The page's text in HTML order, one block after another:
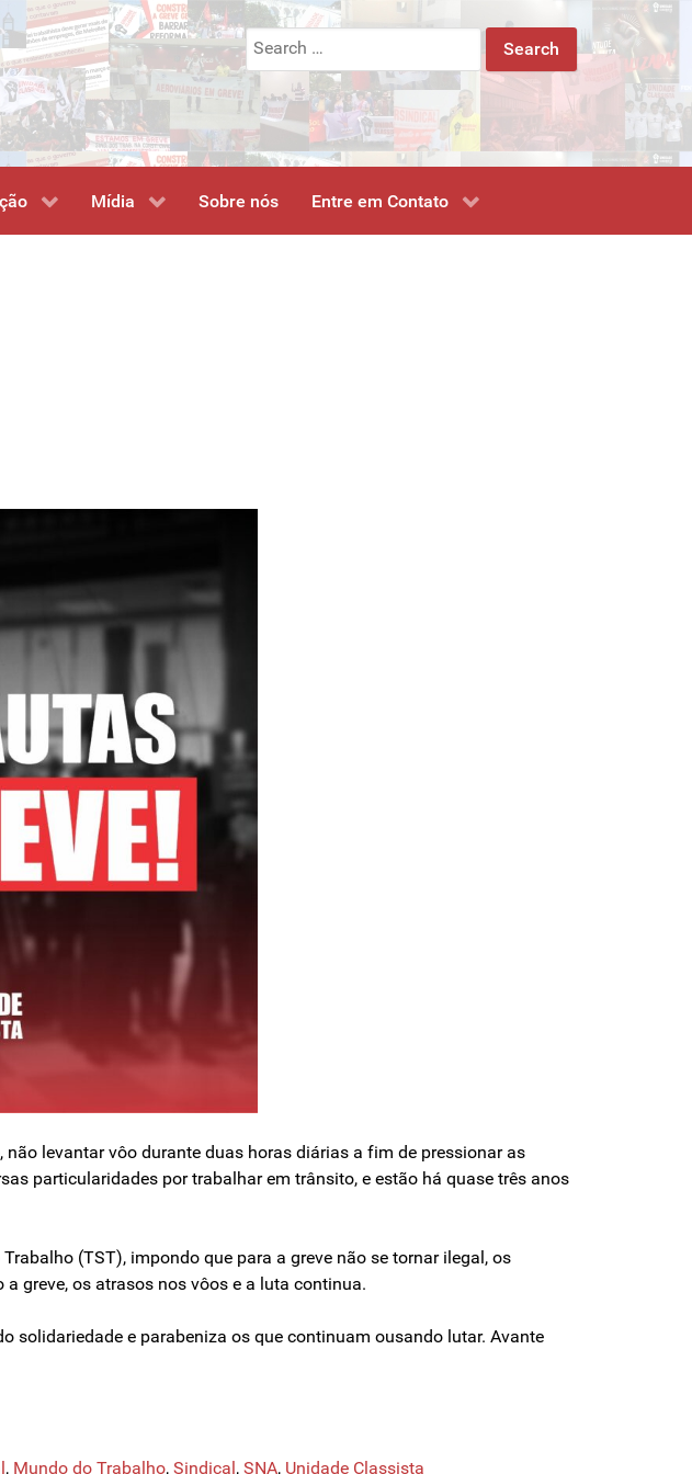
Search
for:
Mídia Sobre nós Entre em Contato
levantar vôo durante duas horas diárias a fim de pressionar as
particularidades por trabalhar em trânsito, e estão há quase três anos
(TST), impondo que para a greve não se tornar ilegal, os
greve, os atrasos nos vôos e a luta continua.
solidariedade e parabeniza os que continuam ousando lutar. Avante
, Mundo do Trabalho, Sindical , SNA, Unidade Classista